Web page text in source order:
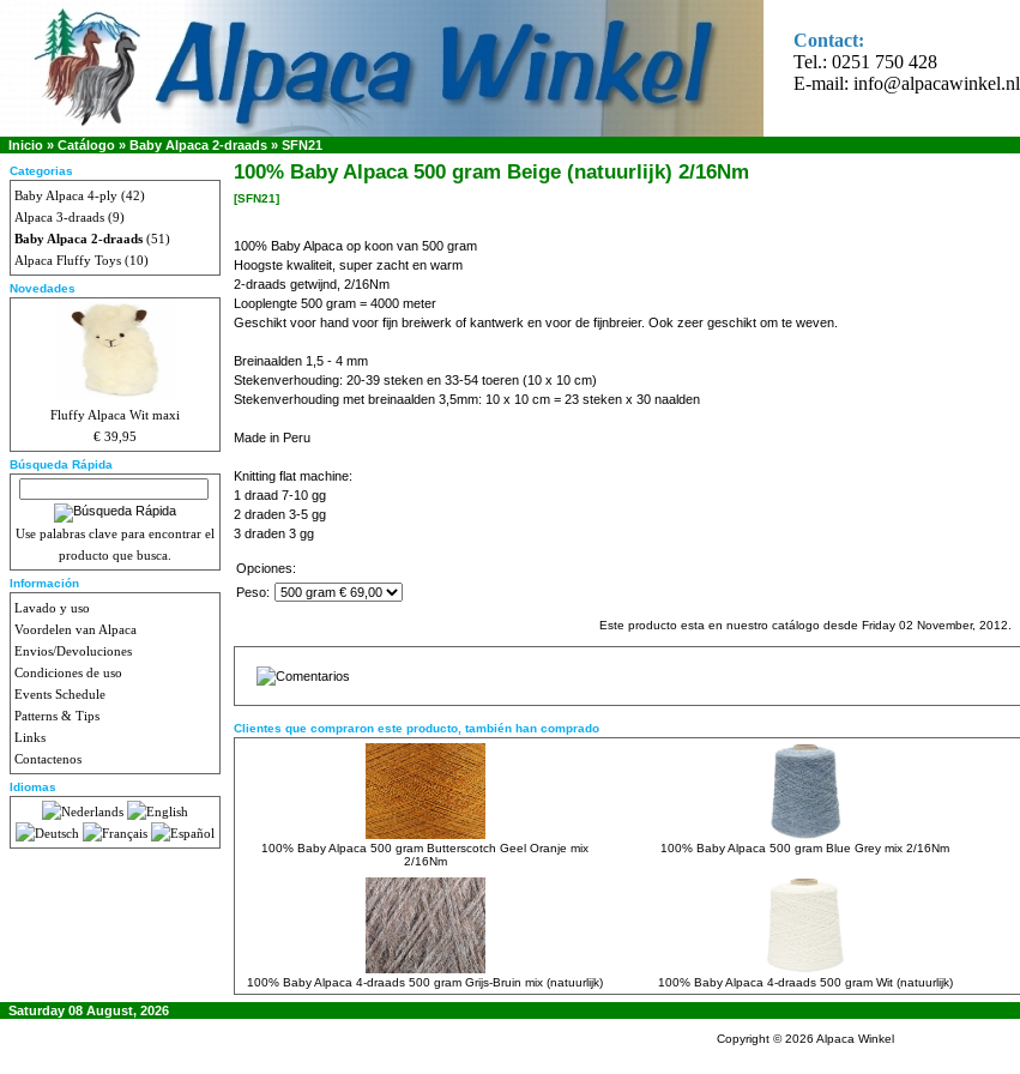
Contact:
Tel.: 0251 750 428
E-mail: info@alpacawinkel.nl
Inicio » Catálogo » Baby Alpaca 2-draads » SFN21
Categorias
Baby Alpaca 4-ply (42)
Alpaca 3-draads (9)
Baby Alpaca 2-draads (51)
Alpaca Fluffy Toys (10)
Novedades
Fluffy Alpaca Wit maxi
€ 39,95
Búsqueda Rápida
Use palabras clave para encontrar el
producto que busca.
Información
Lavado y uso
Voordelen van Alpaca
Envios/Devoluciones
Condiciones de uso
Events Schedule
Patterns & Tips
Links
Contactenos
Idiomas
100% Baby Alpaca 500 gram Beige (natuurlijk) 2/16Nm
[SFN21]
100% Baby Alpaca op koon van 500 gram
Hoogste kwaliteit, super zacht en warm
2-draads getwijnd, 2/16Nm
Looplengte 500 gram = 4000 meter
Geschikt voor hand voor fijn breiwerk of kantwerk en voor de fijnbreier. Ook zeer geschikt om te weven.
Breinaalden 1,5 - 4 mm
Stekenverhouding: 20-39 steken en 33-54 toeren (10 x 10 cm)
Stekenverhouding met breinaalden 3,5mm: 10 x 10 cm = 23 steken x 30 naalden
Made in Peru
Knitting flat machine:
1 draad 7-10 gg
2 draden 3-5 gg
3 draden 3 gg
Opciones:
Peso:
Este producto esta en nuestro catálogo desde Friday 02 November, 2012.
Clientes que compraron este producto, también han comprado
100% Baby Alpaca 500 gram Butterscotch Geel Oranje mix
2/16Nm
100% Baby Alpaca 500 gram Blue Grey mix 2/16Nm
100% Baby Alpaca 4-draads 500 gram Grijs-Bruin mix (natuurlijk) 100% Baby Alpaca 4-draads 500 gram Wit (natuurlijk)
Saturday 08 August, 2026
Copyright © 2026 Alpaca Winkel